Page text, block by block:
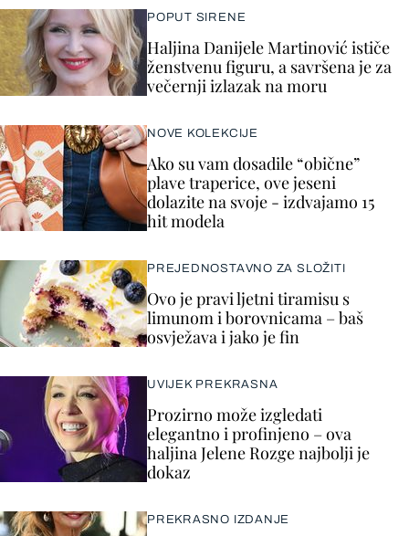
POPUT SIRENE
Haljina Danijele Martinović ističe
ženstvenu figuru, a savršena je za
večernji izlazak na moru
NOVE KOLEKCIJE
Ako su vam dosadile “obične”
plave traperice, ove jeseni
dolazite na svoje - izdvajamo 15
hit modela
PREJEDNOSTAVNO ZA SLOŽITI
Ovo je pravi ljetni tiramisu s
limunom i borovnicama – baš
osvježava i jako je fin
UVIJEK PREKRASNA
Prozirno može izgledati
elegantno i profinjeno – ova
haljina Jelene Rozge najbolji je
dokaz
PREKRASNO IZDANJE